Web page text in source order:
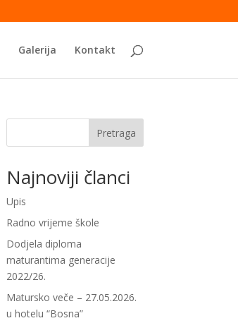
Galerija Kontakt
Pretraga
Najnoviji članci
Upis
Radno vrijeme škole
Dodjela diploma
maturantima generacije
2022/26.
Matursko veče – 27.05.2026.
u hotelu “Bosna”